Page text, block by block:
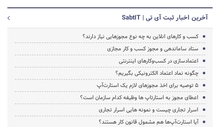
آخرین اخبار ثبت آی تی | SabtIT
کسب و کارهای انلاین به چه نوع مجوزهایی نیاز دارند؟
ستاد ساماندهی و مجوز کسب و کار مجازی
اعتمادسازی در کسب‌وکارهای اینترنتی
چگونه نماد اعتماد الکترونیکی بگیریم؟
۵ توصیه برای اخذ مجوز‌های لازم یک استارت‌آپ
اعطای مجوز به استارتاپ ها وظیفه کدام سازمان است؟
اسرار تجاری چیست و نمونه هایی اسرار تجاری
آیا استارت‌آپ‌ها هم مشمول قانون کار هستند؟